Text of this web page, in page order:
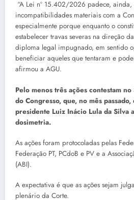
“A Lei nº 15.402/2026 padece,
incompatibilidades materiais com a
especialmente porque enquanto o
estabelecer travas severas na direção
diploma legal impugnado, em sentido
beneficiar aqueles que tentaram e
afirmou a AGU.
Pelo menos três ações contestam
do Congresso, que, no mês
presidente Luiz Inácio Lula da Silva
dosimetria.
As ações foram protocoladas pelas
Federação PT, PCdoB e PV e a
(ABI).
A expectativa é que as ações sejam
plenário da Corte.